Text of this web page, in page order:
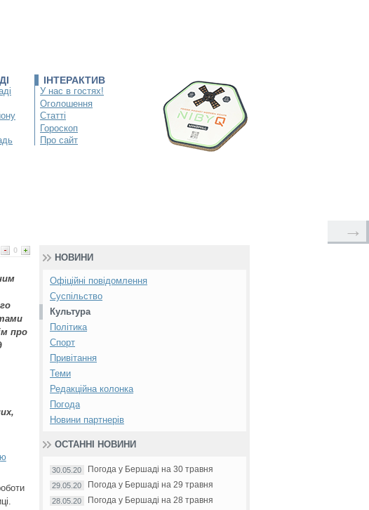
ІНТЕРАКТИВ
У нас в гостях!
Оголошення
Статті
Гороскоп
Про сайт
0
про
→
НОВИНИ
Офіційні повідомлення
Суспільство
Культура
Політика
Спорт
Привітання
Теми
Редакційна колонка
Погода
Новини партнерів
ОСТАННІ НОВИНИ
30.05.20 Погода у Бершаді на 30 травня
29.05.20 Погода у Бершаді на 29 травня
28.05.20 Погода у Бершаді на 28 травня